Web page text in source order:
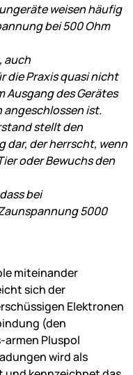
weisen häufig
bei 500 Ohm
auch
die Praxis quasi nicht
Ausgang des Gerätes
angeschlossen ist.
stellt den
dar, der herrscht, wenn
oder Bewuchs den
bei
5000
miteinander
sich der
Elektronen
(den
Pluspol
wird als